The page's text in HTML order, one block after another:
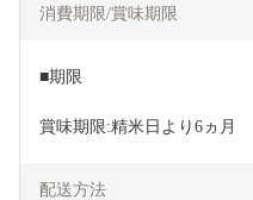
消費期限/賞味期限
■期限
賞味期限:精米日より6ヵ月
配送方法